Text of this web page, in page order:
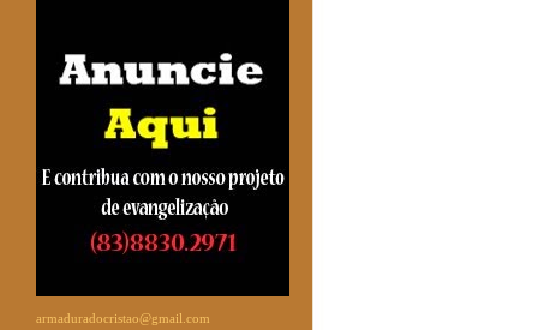
armaduradocristao@gmail.com